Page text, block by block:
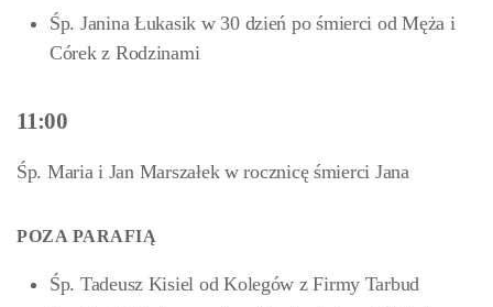
Śp. Janina Łukasik w 30 dzień po śmierci od Męża i
Córek z Rodzinami
11:00
Śp. Maria i Jan Marszałek w rocznicę śmierci Jana
POZA PARAFIĄ
Śp. Tadeusz Kisiel od Kolegów z Firmy Tarbud